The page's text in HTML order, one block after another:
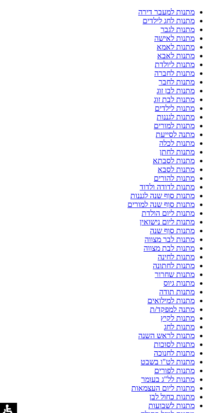
מתנות למעבר דירה
מתנות לחג לילדים
מתנות לגבר
מתנות לאישה
מתנות לאמא
מתנות לאבא
מתנות ליולדת
מתנות לחברה
מתנות לחבר
מתנות לבן זוג
מתנות לבת זוג
מתנות לילדים
מתנות לגננות
מתנות למורים
מתנה לסייעת
מתנות לכלה
מתנות לחתן
מתנות לסבתא
מתנות לסבא
מתנות להורים
מתנות לדודה ולדוד
מתנות סוף שנה לגננות
מתנות סוף שנה למורים
מתנות ליום הולדת
מתנות ליום נישואין
מתנות סוף שנה
מתנות לבר מצווה
מתנות לבת מצווה
מתנות לחינה
מתנות לחתונה
מתנות שחרור
מתנות גיוס
מתנות תודה
מתנות למילואים
מתנה למפקד/ת
מתנות לקיץ
מתנות לחג
מתנות לראש השנה
מתנות לסוכות
מתנות לחנוכה
מתנות לט"ו בשבט
מתנות לפורים
מתנות לל"ג בעומר
מתנות ליום העצמאות
מתנות כחול לבן
מתנות לשבועות